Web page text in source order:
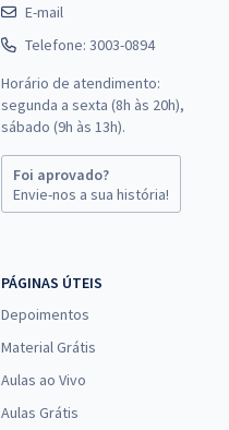
E-mail
Telefone: 3003-0894
Horário de atendimento:
segunda a sexta (8h às 20h),
sábado (9h às 13h).
Foi aprovado?
Envie-nos a sua história!
PÁGINAS ÚTEIS
Depoimentos
Material Grátis
Aulas ao Vivo
Aulas Grátis